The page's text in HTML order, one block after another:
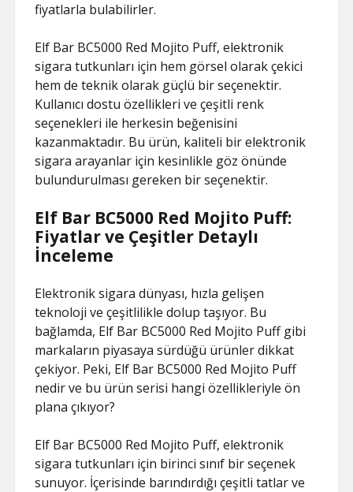
fiyatlarla bulabilirler.
Elf Bar BC5000 Red Mojito Puff, elektronik
sigara tutkunları için hem görsel olarak çekici
hem de teknik olarak güçlü bir seçenektir.
Kullanıcı dostu özellikleri ve çeşitli renk
seçenekleri ile herkesin beğenisini
kazanmaktadır. Bu ürün, kaliteli bir elektronik
sigara arayanlar için kesinlikle göz önünde
bulundurulması gereken bir seçenektir.
Elf Bar BC5000 Red Mojito Puff:
Fiyatlar ve Çeşitler Detaylı
İnceleme
Elektronik sigara dünyası, hızla gelişen
teknoloji ve çeşitlilikle dolup taşıyor. Bu
bağlamda, Elf Bar BC5000 Red Mojito Puff gibi
markaların piyasaya sürdüğü ürünler dikkat
çekiyor. Peki, Elf Bar BC5000 Red Mojito Puff
nedir ve bu ürün serisi hangi özellikleriyle ön
plana çıkıyor?
Elf Bar BC5000 Red Mojito Puff, elektronik
sigara tutkunları için birinci sınıf bir seçenek
sunuyor. İçerisinde barındırdığı çeşitli tatlar ve